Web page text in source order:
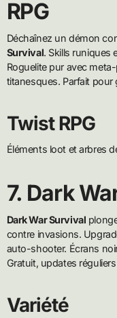
RPG
Déchaînez un démon
Survival. Skills runiques
Roguelite pur avec
titanesques. Parfait pour
Twist RPG
Éléments loot et arbres
7. Dark
Dark War Survival
contre invasions.
auto-shooter. Écrans
Gratuit, updates
Variété